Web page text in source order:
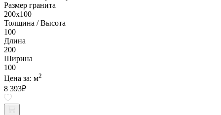
Размер гранита
200х100
Толщина / Высота
100
Длина
200
Ширина
100
Цена за: м2
8 393₽